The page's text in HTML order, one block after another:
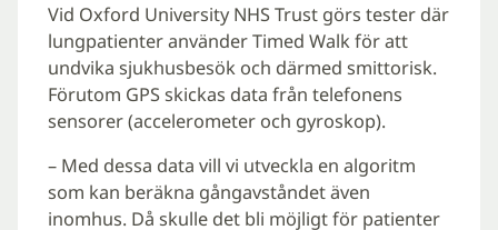
Vid Oxford University NHS Trust görs tester där
lungpatienter använder Timed Walk för att
undvika sjukhusbesök och därmed smittorisk.
Förutom GPS skickas data från telefonens
sensorer (accelerometer och gyroskop).
– Med dessa data vill vi utveckla en algoritm
som kan beräkna gångavståndet även
inomhus. Då skulle det bli möjligt för patienter